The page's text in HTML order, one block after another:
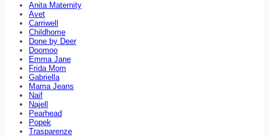
Anita Maternity
Avet
Carriwell
Childhome
Done by Deer
Doomoo
Emma Jane
Frida Mom
Gabriella
Mama Jeans
Naif
Najell
Pearhead
Popek
Trasparenze